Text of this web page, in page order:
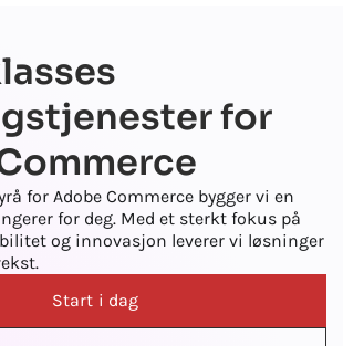
for
for Adobe Commerce bygger vi en
for deg. Med et sterkt fokus på
og innovasjon leverer vi løsninger
Start i dag